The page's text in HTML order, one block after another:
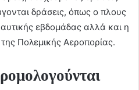
δράσεις, όπως ο πλους
εβδομάδας αλλά και η
Πολεμικής Αεροπορίας.